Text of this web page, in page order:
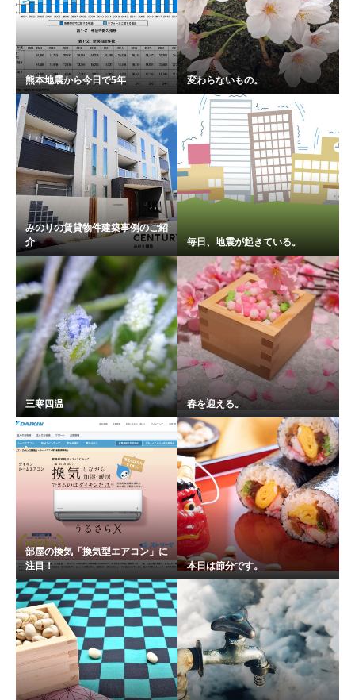
熊本地震から今日で5年 変わらないもの。
みのりの賃貸物件建築事例のご紹
介
毎日、地震が起きている。
三寒四温 春を迎える。
部屋の換気「換気型エアコン」に
注目！
本日は節分です。